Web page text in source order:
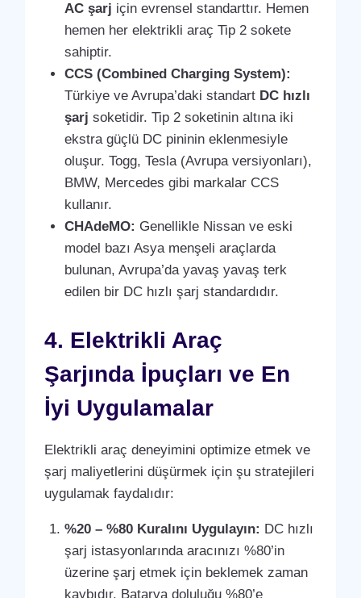
AC şarj için evrensel standarttır. Hemen
hemen her elektrikli araç Tip 2 sokete
sahiptir.
CCS (Combined Charging System):
Türkiye ve Avrupa’daki standart DC hızlı
şarj soketidir. Tip 2 soketinin altına iki
ekstra güçlü DC pininin eklenmesiyle
oluşur. Togg, Tesla (Avrupa versiyonları),
BMW, Mercedes gibi markalar CCS
kullanır.
CHAdeMO: Genellikle Nissan ve eski
model bazı Asya menşeli araçlarda
bulunan, Avrupa’da yavaş yavaş terk
edilen bir DC hızlı şarj standardıdır.
4. Elektrikli Araç
Şarjında İpuçları ve En
İyi Uygulamalar
Elektrikli araç deneyimini optimize etmek ve
şarj maliyetlerini düşürmek için şu stratejileri
uygulamak faydalıdır:
%20 – %80 Kuralını Uygulayın: DC hızlı
şarj istasyonlarında aracınızı %80’in
üzerine şarj etmek için beklemek zaman
kaybıdır. Batarya doluluğu %80’e